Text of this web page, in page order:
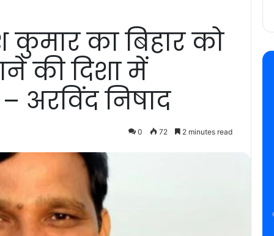
कुमार का बिहार को
की दिशा में
अरविंद निषाद
0 72 2 minutes read